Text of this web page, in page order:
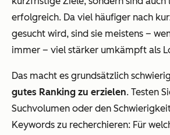
erfolgreich. Da viel häufiger nach
gesucht wird, sind sie meistens –
immer – viel stärker umkämpft als
Das macht es grundsätzlich
gutes Ranking zu erzielen. Testen
Suchvolumen oder den
Keywords zu recherchieren: Für